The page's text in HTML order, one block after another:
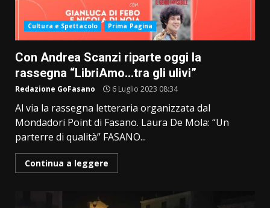
Cultura e Spettacolo Prima Pagina
Con Andrea Scanzi riparte oggi la
rassegna “LibriAmo…tra gli ulivi”
Redazione GoFasano 6 Luglio 2023 08:34
Al via la rassegna letteraria organizzata dal
Mondadori Point di Fasano. Laura De Mola: “Un
parterre di qualità” FASANO...
Continua a leggere